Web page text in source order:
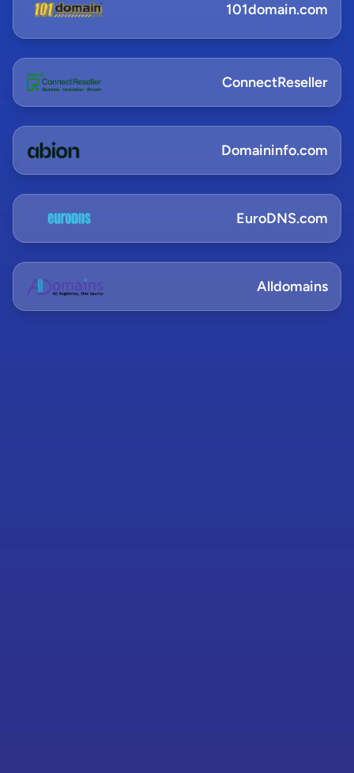
101domain.com
ConnectReseller
Domaininfo.com
EuroDNS.com
Alldomains